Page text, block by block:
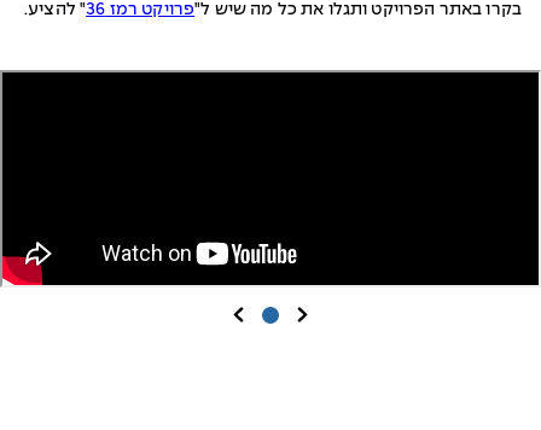
בקרו באתר הפרויקט ותגלו את כל מה שיש ל"פרויקט רמז 36 " להציע.